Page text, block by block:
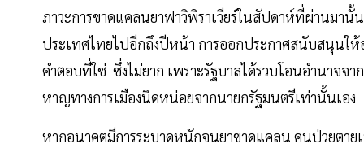
ภาวะการขาดแคลนยาฟาวิพิราเวียร์ในสัปดาห์ที่ผ่านมา
ประเทศไทยไปอีกถึงปีหน้า การออกประกาศสนับสนุนให้
คำตอบที่ใช่ ซึ่งไม่ยาก เพราะรัฐบาลได้รวบโอนอำนาจจ
หาญทางการเมืองนิดหน่อยจากนายกรัฐมนตรีเท่านั้นเอง
หากอนาคตมีการระบาดหนักจนยาขาดแคลน คนป่วยตา